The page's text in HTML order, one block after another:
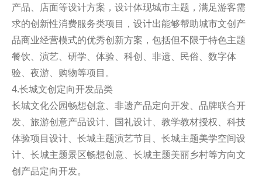
产品、店面等设计方案，设计体现城市主题，满足游客需
求的创新性消费服务类项目，设计出能够帮助城市文创产
品商业经营模式的优秀创新方案，包括但不限于特色主题
餐饮、演艺、研学、体验、科创、非遗、民俗、数字体
验、夜游、购物等项目。
4.长城文创定向开发品类
长城文化公园畅想创意、非遗产品定向开发、品牌联合开
发、旅游创意产品设计、国礼设计、教学教材授权、科技
体验项目设计、长城主题演艺节目、长城主题美学空间设
计、长城主题景区畅想创意、长城主题美丽乡村等方向文
创产品定向开发。